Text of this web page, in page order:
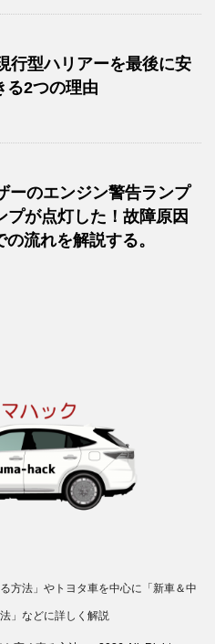
行型ハリアーを最後に安
る2つの理由
ーのエンジン警告ランプ
プが点灯した！故障原因
の流れを解説する。
方法」やトヨタ車を中心に「新車＆中
」などに詳しく解説